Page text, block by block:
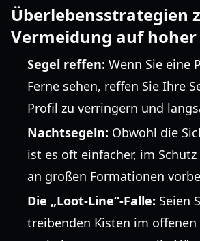
Überlebensstrategien
Vermeidung auf hoher
Segel reffen: Wenn Sie eine
Ferne sehen, reffen Sie Ihre
Profil zu verringern und
Nachtsegeln: Obwohl die
ist es oft einfacher, im
an großen Formationen
Die „Loot-Line“-Falle: Seien
treibenden Kisten im offenen